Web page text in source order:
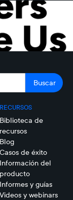
RECURSOS
Biblioteca de
recursos
Blog
Casos de éxito
Información del
producto
Informes y guías
Videos y webinars